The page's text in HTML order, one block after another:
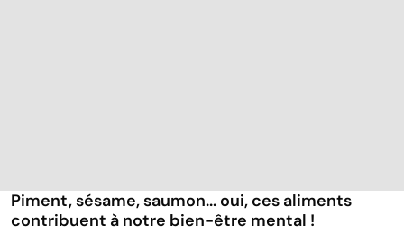
Piment, sésame, saumon... oui, ces aliments
contribuent à notre bien-être mental !